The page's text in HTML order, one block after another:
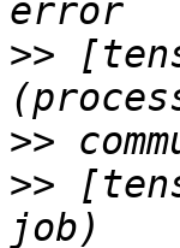
>>
>>
>>